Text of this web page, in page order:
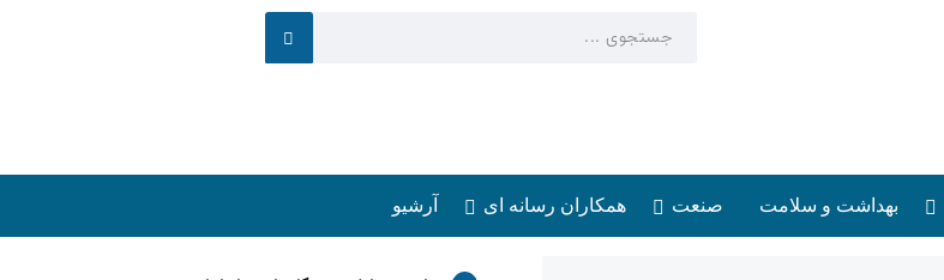
بهداشت و سلامت صنعت همکاران رسانه ای آرشیو